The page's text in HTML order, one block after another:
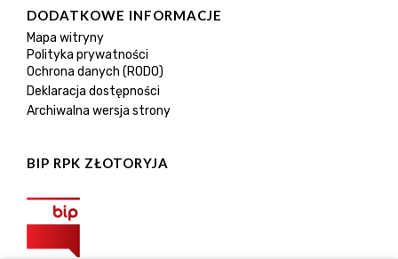
DODATKOWE INFORMACJE
Mapa witryny
Polityka prywatności
Ochrona danych (RODO)
Deklaracja dostępności
Archiwalna wersja strony
BIP RPK ZŁOTORYJA